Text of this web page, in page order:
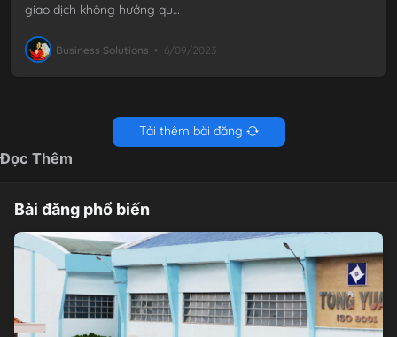
giao dịch không hưởng qu…
Business Solutions • 6/09/2023
Tải thêm bài đăng
Đọc Thêm
Bài đăng phổ biến